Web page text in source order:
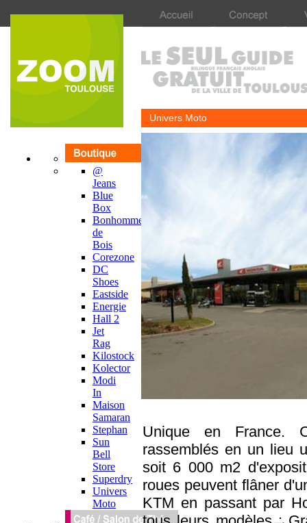
Univers Moto
Unique en France.
rassemblés en un lieu
soit 6 000 m2
roues peuvent flâner
KTM en passant par
@
Jeans
Blue
Box
Bonhomme
de
Bois
Corezone
DC
Shoes
Eastside
Energie
Hall 2
Jet
Rag
Kilostock
Kolector
Modi
In
Maison
Samaran
Stephan
Sun
Bell
Store
Superdry
Univers
Moto